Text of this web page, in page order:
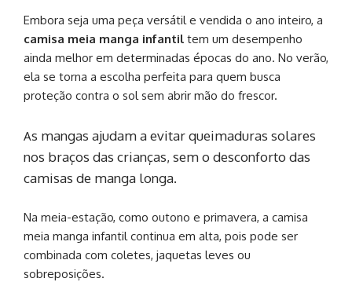
Embora seja uma peça versátil e vendida o ano inteiro, a
camisa meia manga infantil tem um desempenho
ainda melhor em determinadas épocas do ano. No verão,
ela se torna a escolha perfeita para quem busca
proteção contra o sol sem abrir mão do frescor.
As mangas ajudam a evitar queimaduras solares
nos braços das crianças, sem o desconforto das
camisas de manga longa.
Na meia-estação, como outono e primavera, a camisa
meia manga infantil continua em alta, pois pode ser
combinada com coletes, jaquetas leves ou
sobreposições.